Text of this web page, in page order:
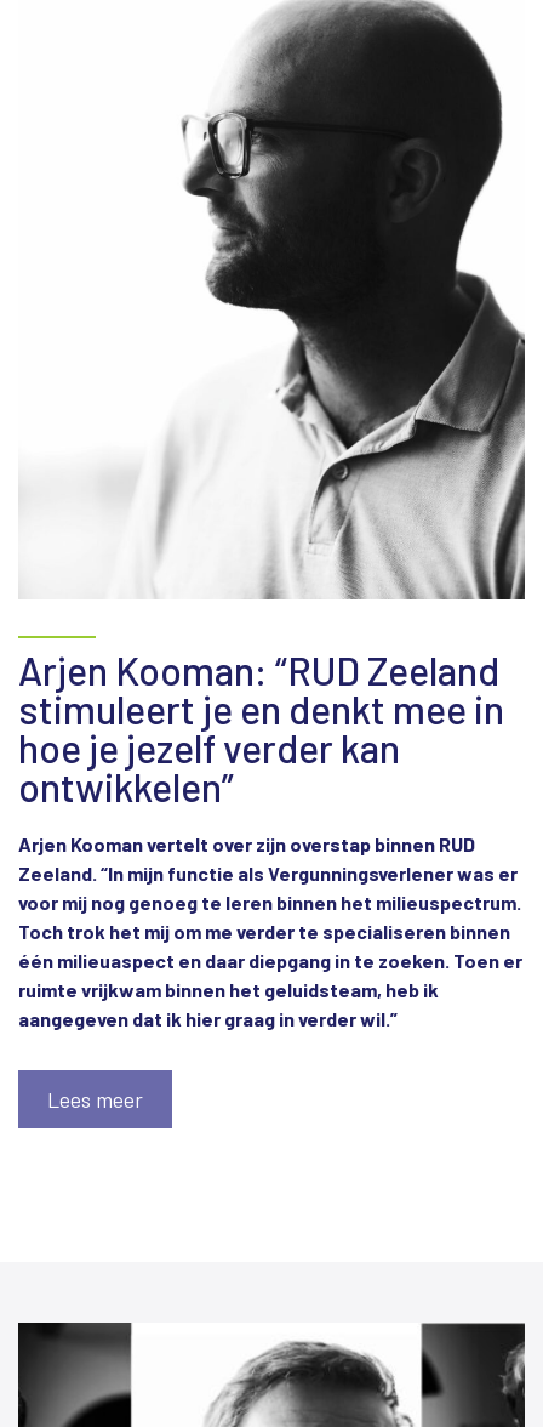
Arjen Kooman: “RUD Zeeland
stimuleert je en denkt mee in
hoe je jezelf verder kan
ontwikkelen”
Arjen Kooman vertelt over zijn overstap binnen RUD
Zeeland. “In mijn functie als Vergunningsverlener was er
voor mij nog genoeg te leren binnen het milieuspectrum.
Toch trok het mij om me verder te specialiseren binnen
één milieuaspect en daar diepgang in te zoeken. Toen er
ruimte vrijkwam binnen het geluidsteam, heb ik
aangegeven dat ik hier graag in verder wil.”
Lees meer